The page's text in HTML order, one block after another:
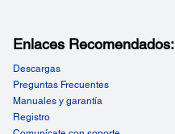
Enlaces Recomendados:
Descargas
Preguntas Frecuentes
Manuales y garantía
Registro